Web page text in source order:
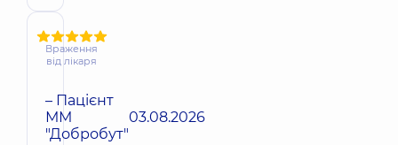
Враження
від лікаря
– Пацієнт
ММ
"Добробут"
03.08.2026